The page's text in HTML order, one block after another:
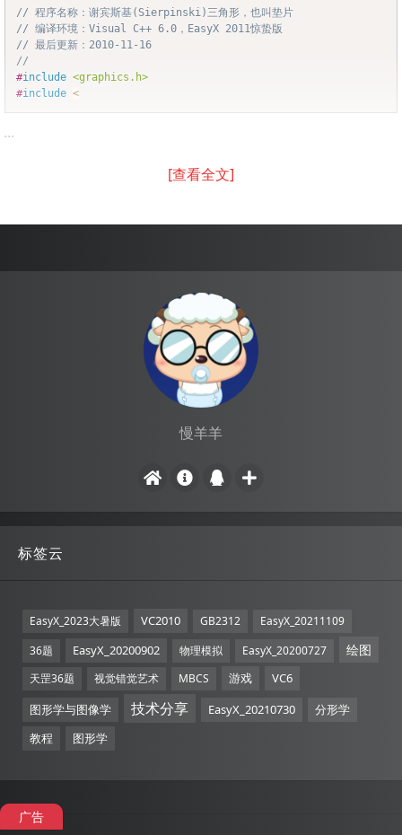
// 程序名称：谢宾斯基(Sierpinski)三角形，也叫垫片
// 编译环境：Visual C++ 6.0，EasyX 2011惊蛰版
// 最后更新：2010-11-16
//
#include <graphics.h>
#include <
...
[查看全文]
慢羊羊
标签云
EasyX_2023大暑版 VC2010 GB2312
EasyX_20211109
36题
EasyX_20200902 物理模拟 EasyX_20200727 绘图
天罡36题 视觉错觉艺术 MBCS 游戏
VC6
图形学与图像学
技术分享 EasyX_20210730
分形学
教程
图形学
广告